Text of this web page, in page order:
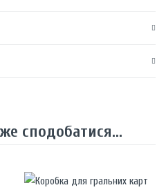
сподобатися...